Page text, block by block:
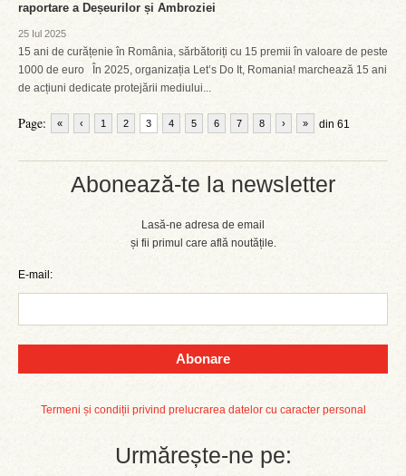
Abonează-te la newsletter
Lasă-ne adresa de email
și fii primul care află noutățile.
E-mail:
Abonare
Termeni și condiții privind prelucrarea datelor cu caracter personal
Urmărește-ne pe:
raportare a Deșeurilor și Ambroziei
25 Iul 2025
15 ani de curățenie în România, sărbătoriți cu 15 premii în valoare de peste
1000 de euro În 2025, organizația Let’s Do It, Romania! marchează 15 ani
de acțiuni dedicate protejării mediului...
Page: « ‹ 1 2 3 4 5 6 7 8 din 61
› »